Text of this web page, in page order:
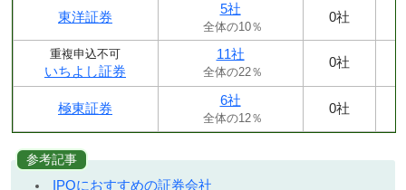
東洋証券
5社
全体の10％
0社
重複申込不可
いちよし証券
11社
全体の22％
0社
極東証券
6社
全体の12％
0社
参考記事
IPOにおすすめの証券会社